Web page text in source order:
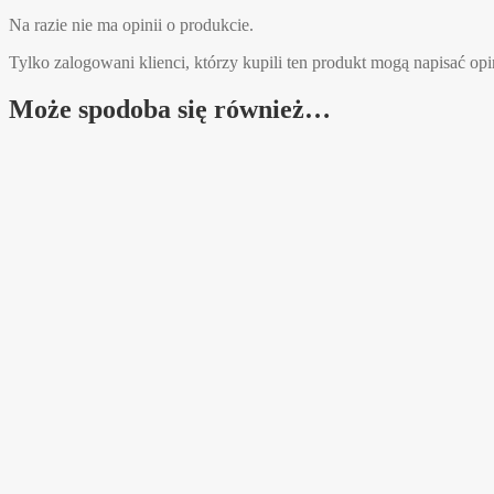
Na razie nie ma opinii o produkcie.
Tylko zalogowani klienci, którzy kupili ten produkt mogą napisać
Może spodoba się również…